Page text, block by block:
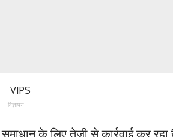
विज्ञापन
के लिए तेजी से कार्रवाई कर